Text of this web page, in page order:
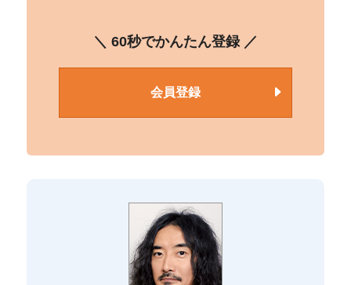
＼ 60秒でかんたん登録 ／
会員登録